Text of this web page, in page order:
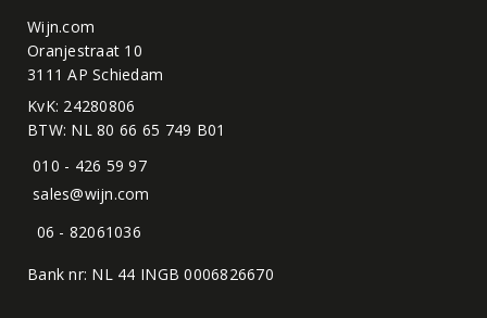
Wijn.com
Oranjestraat 10
3111 AP Schiedam
KvK: 24280806
BTW: NL 80 66 65 749 B01
010 - 426 59 97
sales@wijn.com
06 - 82061036
Bank nr: NL 44 INGB 0006826670